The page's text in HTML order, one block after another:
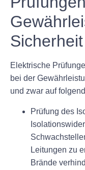
Sicherheit
Elektrische
bei der
und zwar auf
Prüfung des
Leitungen zu
Brände